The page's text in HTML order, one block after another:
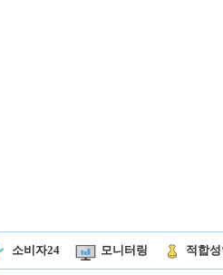
소비자24 모니터링 적합